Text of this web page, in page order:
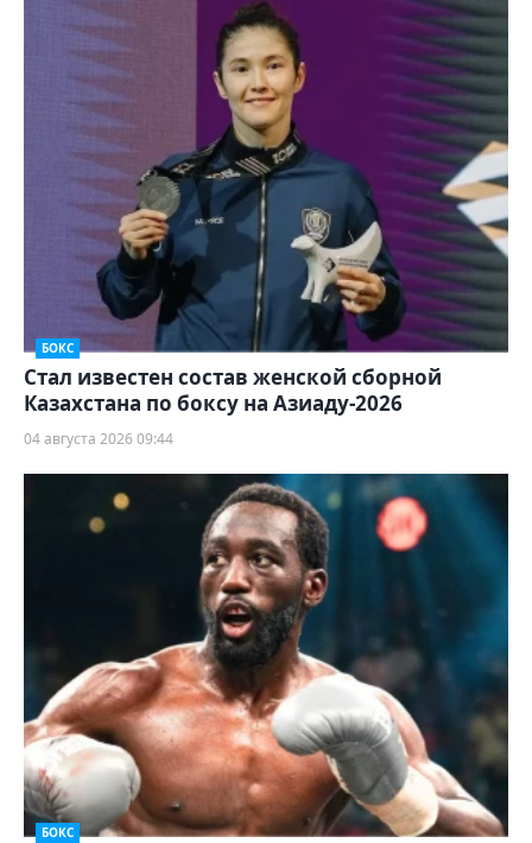
БОКС
Стал известен состав женской сборной
Казахстана по боксу на Азиаду-2026
04 августа 2026 09:44
БОКС